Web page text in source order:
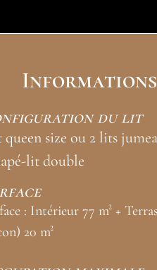
Informations
du lit
queen size ou 2 lits
lit double
: Intérieur 77 m² +
20 m²